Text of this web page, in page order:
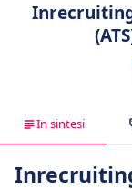
In sintesi